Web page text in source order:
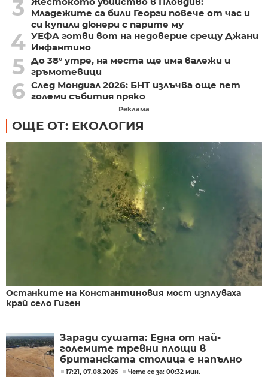
3
Младежите са били Георги повече от час и
си купили дюнери с парите му
4 УЕФА готви вот на недоверие срещу Джани
Инфантино
5 До 38° утре, на места ще има валежи и
гръмотевици
6 След Мондиал 2026: БНТ излъчва още пет
големи събития пряко
Реклама
ОЩЕ ОТ: ЕКОЛОГИЯ
Останките на Константиновия мост изплуваха
край село Гиген
Заради сушата: Една от най-
големите тревни площи в
британската столица е напълно
изгоряла
17:21, 07.08.2026 Чете се за: 00:32 мин.